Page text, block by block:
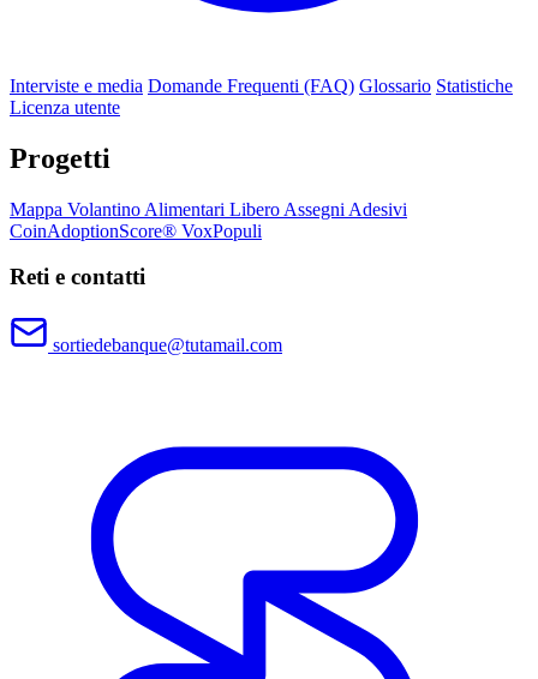
Interviste e media Domande Frequenti (FAQ) Glossario Statistiche
Licenza utente
Progetti
Mappa Volantino Alimentari Libero Assegni Adesivi
CoinAdoptionScore® VoxPopuli
Reti e contatti
sortiedebanque@tutamail.com